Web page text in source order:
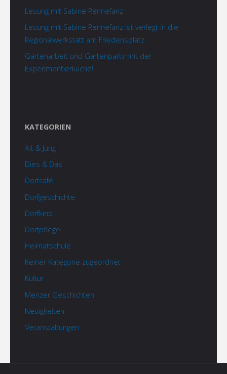
Lesung mit Sabine Rennefanz
Lesung mit Sabine Rennefanz ist verlegt in die
Regionalwerkstatt am Friedensplatz
Gartenarbeit und Gartenparty mit der
Experimentierküche!
KATEGORIEN
Alt & Jung
Dies & Das
Dorfcafé
Dorfgeschichte
Dorfkino
Dorfpflege
Heimatschule
Keiner Kategorie zugeordnet
Kultur
Menzer Geschichten
Neuigkeiten
Veranstaltungen